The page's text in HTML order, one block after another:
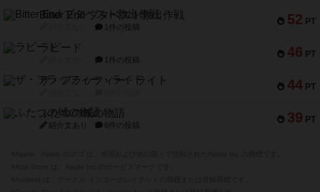
52 PT
Bitter End ブタペスト救出作戦
1件の投稿
46 PT
ラピード
1件の投稿
44 PT
ザ・フラッフィー・ライト
39 PT
ふたつの城の物語
紹介文あり 6件の投稿